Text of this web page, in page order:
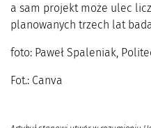
a sam projekt może ulec
planowanych trzech lat
foto: Paweł Spaleniak,
Fot.: Canva